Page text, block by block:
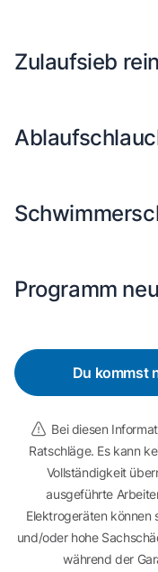
Zulaufsieb
Programm
Du kommst
Bei diesen
Ratschläge. Es kann
Vollständigkeit
ausgeführte
Elektrogeräten können
und/oder hohe
während der